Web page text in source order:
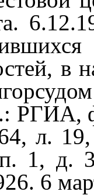
в
РГИА,
л.
1, д.
6